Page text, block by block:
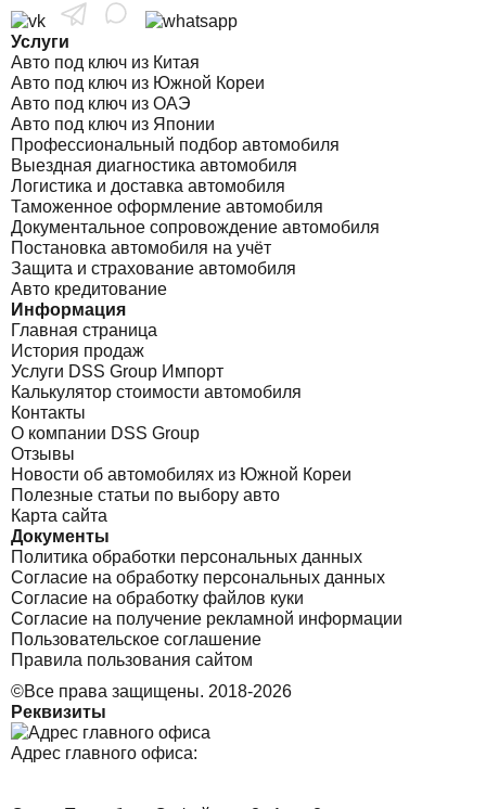
Услуги
Авто под ключ из Китая
Авто под ключ из Южной Кореи
Авто под ключ из ОАЭ
Авто под ключ из Японии
Профессиональный подбор автомобиля
Выездная диагностика автомобиля
Логистика и доставка автомобиля
Таможенное оформление автомобиля
Документальное сопровождение автомобиля
Постановка автомобиля на учёт
Защита и страхование автомобиля
Авто кредитование
Информация
Главная страница
История продаж
Услуги DSS Group Импорт
Калькулятор стоимости автомобиля
Контакты
О компании DSS Group
Отзывы
Новости об автомобилях из Южной Кореи
Полезные статьи по выбору авто
Карта сайта
Документы
Политика обработки персональных данных
Согласие на обработку персональных данных
Согласие на обработку файлов куки
Согласие на получение рекламной информации
Пользовательское соглашение
Правила пользования сайтом
©Все права защищены. 2018-2026
Реквизиты
Адрес главного офиса: